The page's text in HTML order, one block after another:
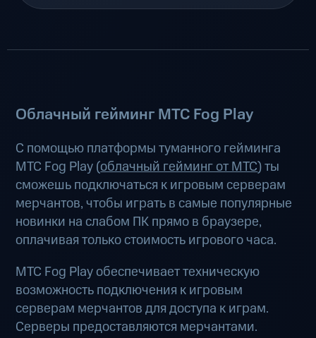
Облачный гейминг МТС Fog Play
С помощью платформы туманного гейминга
МТС Fog Play (облачный гейминг от МТС) ты
сможешь подключаться к игровым серверам
мерчантов, чтобы играть в самые популярные
новинки на слабом ПК прямо в браузере,
оплачивая только стоимость игрового часа.
МТС Fog Play обеспечивает техническую
возможность подключения к игровым
серверам мерчантов для доступа к играм.
Серверы предоставляются мерчантами.